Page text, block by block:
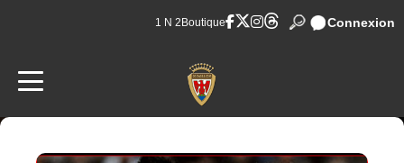
1 N 2 Boutique Connexion